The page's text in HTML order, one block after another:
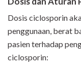
Dosis ciclosporin
penggunaan, berat
pasien terhadap
ciclosporin: